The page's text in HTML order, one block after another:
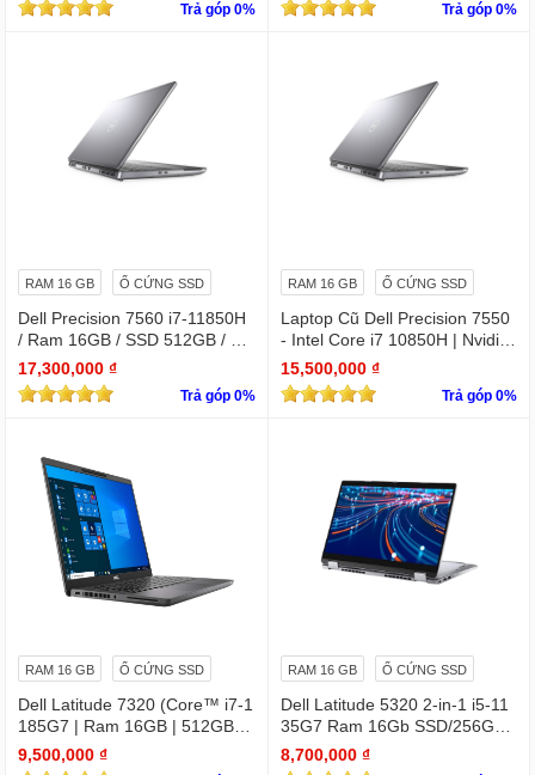
Trả góp 0% Trả góp 0%
RAM 16 GB Ổ CỨNG SSD
Dell Precision 7560 i7-11850H
/ Ram 16GB / SSD 512GB / Mà
n 15.6″ IPS FullHD 1920×1080
/ VGA Quadro T1200 4GB GD
DR6
17,300,000 ₫
Trả góp 0%
RAM 16 GB Ổ CỨNG SSD
Laptop Cũ Dell Precision 7550
- Intel Core i7 10850H | Nvidia
Quadro T2000
15,500,000 ₫
Trả góp 0%
RAM 16 GB Ổ CỨNG SSD
Dell Latitude 7320 (Core™ i7-1
185G7 | Ram 16GB | 512GB S
SD | 13.3 inch FHD)
9,500,000 ₫
RAM 16 GB Ổ CỨNG SSD
Dell Latitude 5320 2-in-1 i5-11
35G7 Ram 16Gb SSD/256GB
13.3″ FHD X360 Touch
8,700,000 ₫